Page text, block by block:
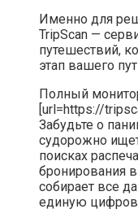
Именно для
TripScan —
путешествий,
этап вашего
Полный
[url=https://
Забудьте о
судорожно
поисках
бронирования
собирает все
единую